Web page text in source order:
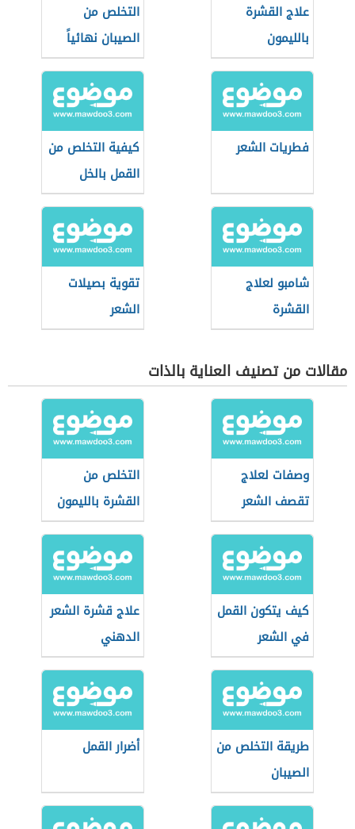
علاج القشرة
بالليمون
التخلص من
الصيبان نهائياً
فطريات الشعر
كيفية التخلص من
القمل بالخل
شامبو لعلاج
القشرة
تقوية بصيلات
الشعر
مقالات من تصنيف العناية بالذات
وصفات لعلاج
تقصف الشعر
التخلص من
القشرة بالليمون
كيف يتكون القمل
في الشعر
علاج قشرة الشعر
الدهني
طريقة التخلص من
الصيبان
أضرار القمل